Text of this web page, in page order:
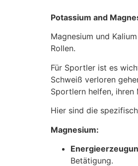
Potassium and
Magnesium und
Rollen.
Für Sportler ist es
Schweiß verloren
Sportlern helfen,
Hier sind die
Magnesium:
Betätigung.